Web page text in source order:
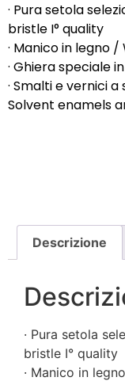
· Pura setola
bristle I° quality
· Manico in legno
· Ghiera speciale
· Smalti e vernici
Solvent enamels
Descrizione
· Pura setola
bristle I° quality
· Manico in